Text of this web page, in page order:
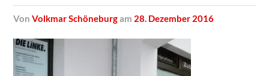
vonVolkmar Schöneburgam 28. Dezember 2016